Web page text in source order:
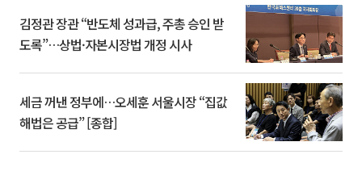
김정관 장관 “반도체 성과급, 주총 승인 받
도록”…상법·자본시장법 개정 시사
세금 꺼낸 정부에…오세훈 서울시장 “집값
해법은 공급” [종합]